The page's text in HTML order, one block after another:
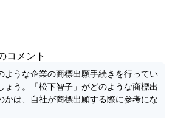
コメント
ような企業の商標出願手続きを行ってい
ょう。「松下智子」がどのような商標出
かは、自社が商標出願する際に参考にな